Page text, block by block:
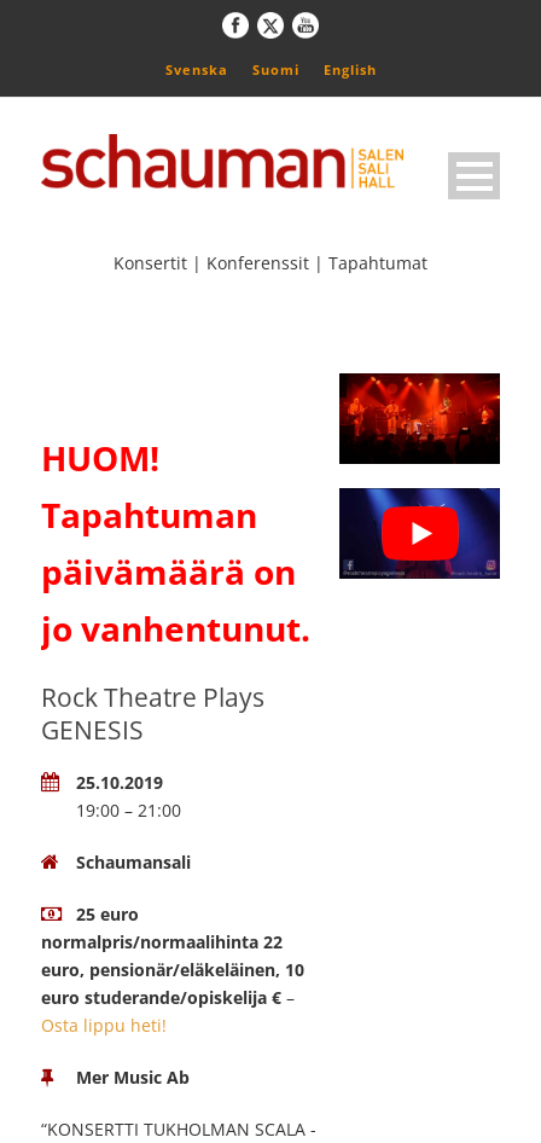
Svenska Suomi English
Konsertit | Konferenssit | Tapahtumat
HUOM!
Tapahtuman
päivämäärä on
jo vanhentunut.
Rock Theatre Plays
GENESIS
25.10.2019
19:00 – 21:00
Schaumansali
25 euro
normalpris/normaalihinta 22
euro, pensionär/eläkeläinen, 10
euro studerande/opiskelija € –
Osta lippu heti!
Mer Music Ab
“KONSERTTI TUKHOLMAN SCALA -